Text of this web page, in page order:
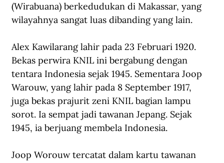
(Wirabuana) berkedudukan di Makassar, yang
wilayahnya sangat luas dibanding yang lain.
Alex Kawilarang lahir pada 23 Februari 1920.
Bekas perwira KNIL ini bergabung dengan
tentara Indonesia sejak 1945. Sementara Joop
Warouw, yang lahir pada 8 September 1917,
juga bekas prajurit zeni KNIL bagian lampu
sorot. Ia sempat jadi tawanan Jepang. Sejak
1945, ia berjuang membela Indonesia.
Joop Worouw tercatat dalam kartu tawanan